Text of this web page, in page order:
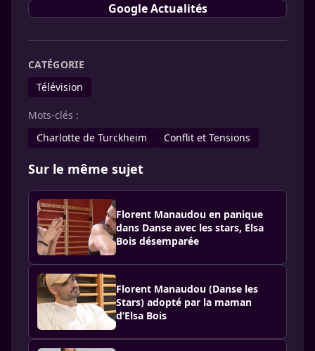
Google Actualités
CATÉGORIE
Télévision
Mots-clés :
Charlotte de Turckheim
Conflit et Tensions
Sur le même sujet
Florent Manaudou en panique
dans Danse avec les stars, Elsa
Bois désemparée
Florent Manaudou (Danse les
Stars) adopté par la maman
d’Elsa Bois